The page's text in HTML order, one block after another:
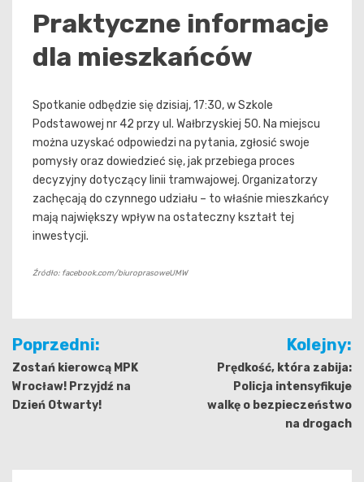
Praktyczne informacje
dla mieszkańców
Spotkanie odbędzie się dzisiaj, 17:30, w Szkole
Podstawowej nr 42 przy ul. Wałbrzyskiej 50. Na miejscu
można uzyskać odpowiedzi na pytania, zgłosić swoje
pomysły oraz dowiedzieć się, jak przebiega proces
decyzyjny dotyczący linii tramwajowej. Organizatorzy
zachęcają do czynnego udziału – to właśnie mieszkańcy
mają największy wpływ na ostateczny kształt tej
inwestycji.
Źródło: facebook.com/biuroprasoweUMW
Nawigacja
wpisu
Poprzedni:
Zostań kierowcą MPK
Wrocław! Przyjdź na
Dzień Otwarty!
Kolejny:
Prędkość, która zabija:
Policja intensyfikuje
walkę o bezpieczeństwo
na drogach